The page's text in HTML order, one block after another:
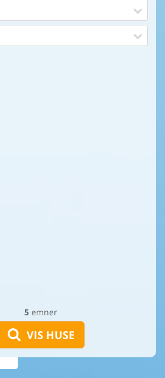
5 emner
VIS HUSE